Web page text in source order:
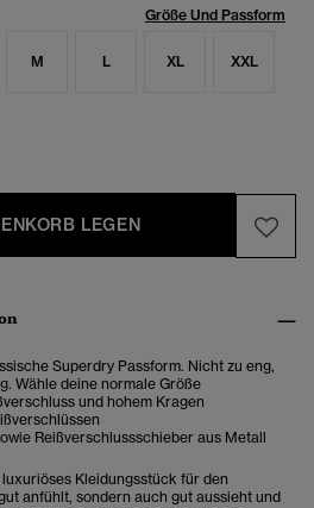
Größe Und Passform
M L XL XXL
LEGEN
Superdry Passform. Nicht zu eng,
Wähle deine normale Größe
und hohem Kragen
Reißverschlussschieber aus Metall
Kleidungsstück für den
anfühlt, sondern auch gut aussieht und